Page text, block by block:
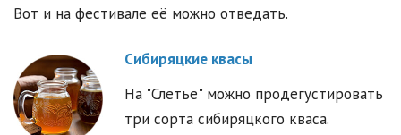
Вот и на фестивале её можно отведать.
Сибиряцкие квасы
На "Слетье" можно продегустировать
три сорта сибиряцкого кваса.